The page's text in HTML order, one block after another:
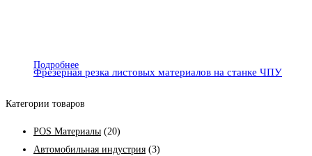
Подробнее
Фрезерная резка листовых материалов на станке ЧПУ
Категории товаров
POS Материалы (20)
Автомобильная индустрия (3)